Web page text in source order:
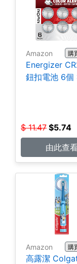
Amazon 購
Energizer
鈕扣電池 6個
$ 11.47 $5.74
由此查
Amazon 購
高露潔